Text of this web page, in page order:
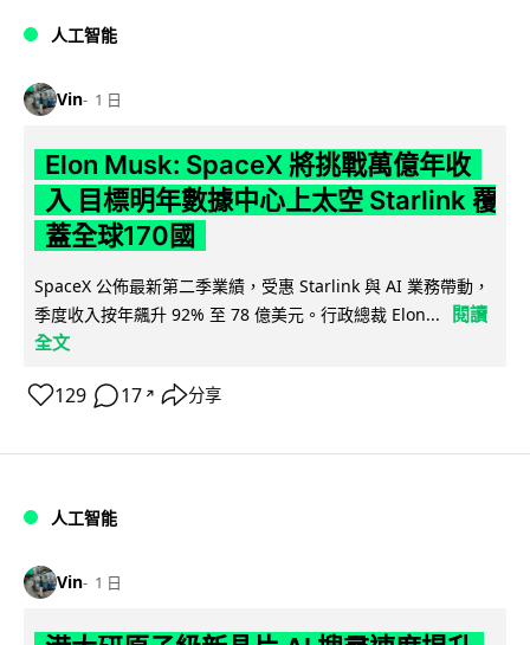
人工智能
Vin 1 日
Elon Musk: SpaceX 將挑戰萬億年收
入 目標明年數據中心上太空 Starlink 覆
蓋全球170國
SpaceX 公佈最新第二季業績，受惠 Starlink 與 AI 業務帶動，
季度收入按年飆升 92% 至 78 億美元。行政總裁 Elon...
閱讀
全文
129 17 ↗ 分享
人工智能
Vin 1 日